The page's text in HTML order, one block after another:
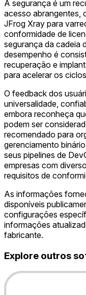
A segurança é um
acesso abrangentes,
JFrog Xray para
conformidade de
segurança da cadeia
desempenho é
recuperação e
para acelerar os
O feedback dos
universalidade,
embora reconheça
podem ser
recomendado para
gerenciamento
seus pipelines de
empresas com
requisitos de
As informações
disponíveis
configurações
informações
fabricante.
Explore outros